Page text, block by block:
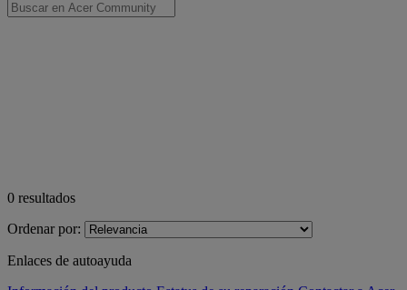
0 resultados
Ordenar por:
Enlaces de autoayuda